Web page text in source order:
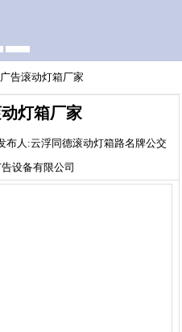
告滚动灯箱厂家
灯箱厂家
人:云浮同德滚动灯箱路名牌公交
设备有限公司